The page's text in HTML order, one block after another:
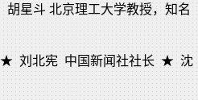
星斗 北京理工大学教授，知名
★ 刘北宪 中国新闻社社长 ★ 沈